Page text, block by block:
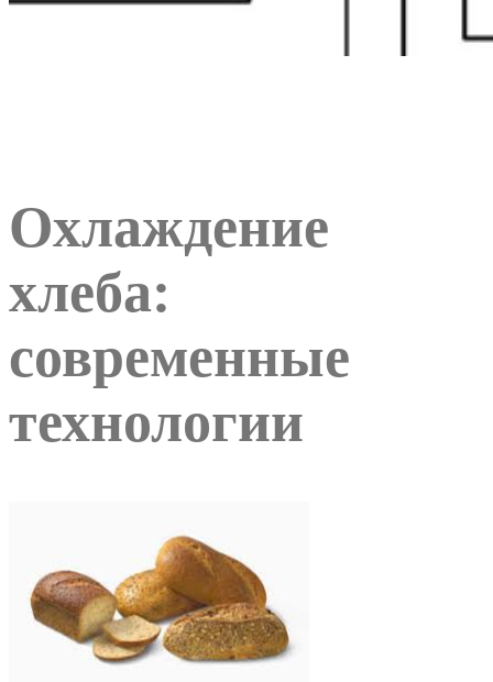
Охлаждение
хлеба:
современные
технологии